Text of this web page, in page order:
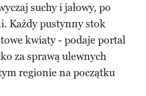
suchy i jałowy, po
Każdy pustynny stok
kwiaty - podaje portal
za sprawą ulewnych
regionie na początku